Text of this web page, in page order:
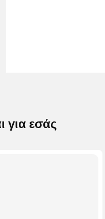
για εσάς